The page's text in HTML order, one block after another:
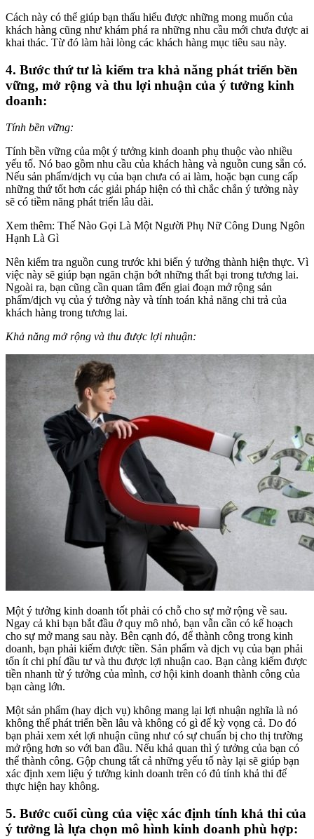
Cách này có thể giúp bạn thấu hiểu được những mong muốn của
khách hàng cũng như khám phá ra những nhu cầu mới chưa được ai
khai thác. Từ đó làm hài lòng các khách hàng mục tiêu sau này.
4. Bước thứ tư là kiểm tra khả năng phát triển bền
vững, mở rộng và thu lợi nhuận của ý tưởng kinh
doanh:
Tính bền vững:
Tính bền vững của một ý tưởng kinh doanh phụ thuộc vào nhiều
yếu tố. Nó bao gồm nhu cầu của khách hàng và nguồn cung sẵn có.
Nếu sản phẩm/dịch vụ của bạn chưa có ai làm, hoặc bạn cung cấp
những thứ tốt hơn các giải pháp hiện có thì chắc chắn ý tưởng này
sẽ có tiềm năng phát triển lâu dài.
Xem thêm: Thế Nào Gọi Là Một Người Phụ Nữ Công Dung Ngôn
Hạnh Là Gì
Nên kiểm tra nguồn cung trước khi biến ý tưởng thành hiện thực. Vì
việc này sẽ giúp bạn ngăn chặn bớt những thất bại trong tương lai.
Ngoài ra, bạn cũng cần quan tâm đến giai đoạn mở rộng sản
phẩm/dịch vụ của ý tưởng này và tính toán khả năng chi trả của
khách hàng trong tương lai.
Khả năng mở rộng và thu được lợi nhuận:
Một ý tưởng kinh doanh tốt phải có chỗ cho sự mở rộng về sau.
Ngay cả khi bạn bắt đầu ở quy mô nhỏ, bạn vẫn cần có kế hoạch
cho sự mở mang sau này. Bên cạnh đó, để thành công trong kinh
doanh, bạn phải kiếm được tiền. Sản phẩm và dịch vụ của bạn phải
tốn ít chi phí đầu tư và thu được lợi nhuận cao. Bạn càng kiếm được
tiền nhanh từ ý tưởng của mình, cơ hội kinh doanh thành công của
bạn càng lớn.
Một sản phẩm (hay dịch vụ) không mang lại lợi nhuận nghĩa là nó
không thể phát triển bền lâu và không có gì để kỳ vọng cả. Do đó
bạn phải xem xét lợi nhuận cũng như có sự chuẩn bị cho thị trường
mở rộng hơn so với ban đầu. Nếu khả quan thì ý tưởng của bạn có
thể thành công. Gộp chung tất cả những yếu tố này lại sẽ giúp bạn
xác định xem liệu ý tưởng kinh doanh trên có đủ tính khả thi để
thực hiện hay không.
5. Bước cuối cùng của việc xác định tính khả thi của
ý tưởng là lựa chọn mô hình kinh doanh phù hợp: